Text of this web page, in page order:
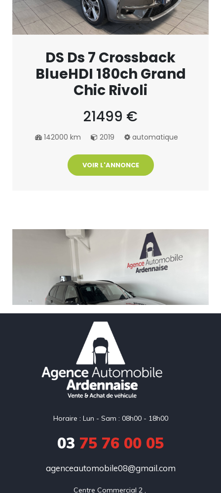
Horaire : Lun - Sam : 08h00 - 18h00
03 75 76 00 05
agenceautomobile08@gmail.com
Centre Commercial 2 ,